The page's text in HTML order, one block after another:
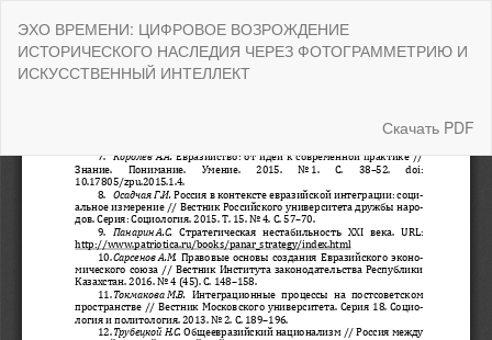
Подробностям
ЭХО ВРЕМЕНИ: ЦИФРОВОЕ ВОЗРОЖДЕНИЕ
ИСТОРИЧЕСКОГО НАСЛЕДИЯ ЧЕРЕЗ ФОТОГРАММЕТРИЮ И
ИСКУССТВЕННЫЙ ИНТЕЛЛЕКТ
Скачать
Скачать PDF